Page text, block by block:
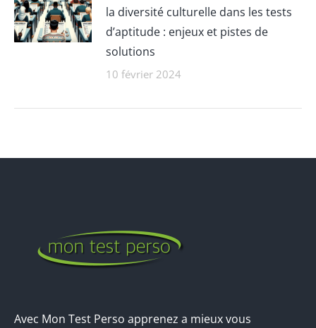
la diversité culturelle dans les tests
d’aptitude : enjeux et pistes de
solutions
10 février 2024
Avec Mon Test Perso apprenez a mieux vous